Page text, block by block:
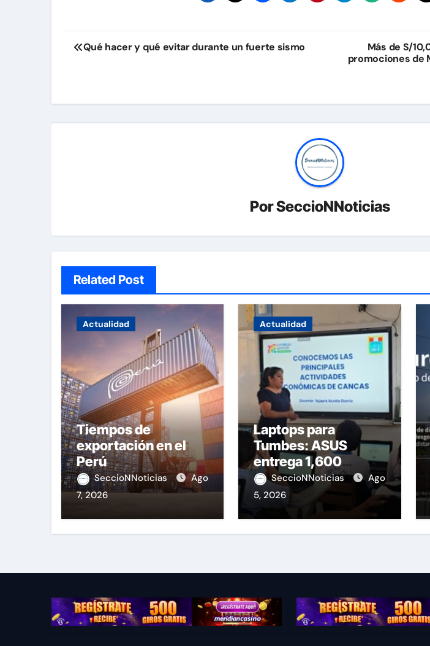
Navegación
Qué hacer y qué evitar durante un fuerte sismo
Más de S/
promociones de
PorSeccioNNoticias
Related Post
Actualidad
Tiempos de
exportación en el
Perú
SeccioNNoticias
Ago
7, 2026
Actualidad
Laptops para
Tumbes: ASUS
entrega 1,600
equipos educativos
SeccioNNoticias
Ago
5, 2026